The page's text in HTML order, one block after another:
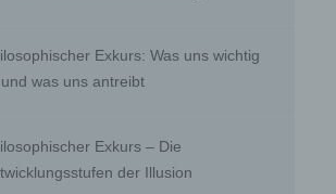
Exkurs: Was uns wichtig
was uns antreibt
Exkurs – Die
der Illusion
with
than